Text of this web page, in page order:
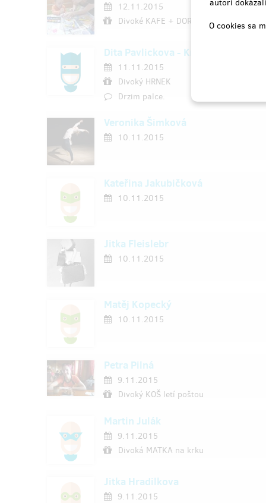
autori
O cookies sa
12.11.2015
Divoké KAFE + DORTÍK
Dita Pavlickova - Krivska
11.11.2015
Divoký HRNEK
Drzim palce.
Veronika Šimková
10.11.2015
Kateřina Jakubičková
10.11.2015
Jitka Fleislebr
10.11.2015
Matěj Kopecký
10.11.2015
Petra Pilná
9.11.2015
Divoký KOŠ letí poštou
Martin Julák
9.11.2015
Divoká MATKA na krku
Jitka Hradilkova
9.11.2015